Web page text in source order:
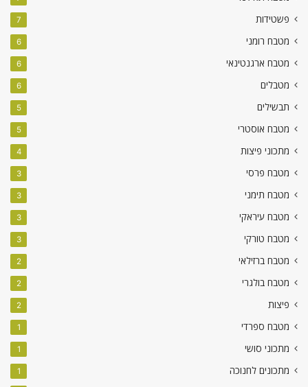
פשטידות 7
מטבח רומני 6
מטבח ארגנטינאי 6
מטבלים 6
תבשילים 5
מטבח אוסטרי 5
מתכוני פיצות 4
מטבח פרסי 3
מטבח תימני 3
מטבח עיראקי 3
מטבח טורקי 3
מטבח ברזילאי 2
מטבח בולגרי 2
פיצות 2
מטבח ספרדי 1
מתכוני סושי 1
מתכונים לחנוכה 1